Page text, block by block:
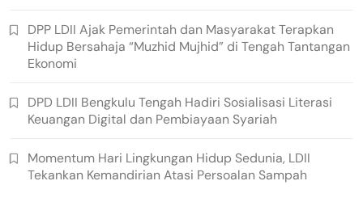
DPP LDII Ajak Pemerintah dan Masyarakat Terapkan
Hidup Bersahaja “Muzhid Mujhid” di Tengah Tantangan
Ekonomi
DPD LDII Bengkulu Tengah Hadiri Sosialisasi Literasi
Keuangan Digital dan Pembiayaan Syariah
Momentum Hari Lingkungan Hidup Sedunia, LDII
Tekankan Kemandirian Atasi Persoalan Sampah